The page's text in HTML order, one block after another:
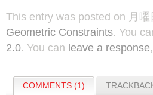
This entry was posted on 月
Geometric Constraints. You
2.0. You can leave a response
COMMENTS (1)